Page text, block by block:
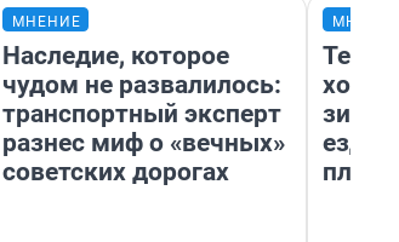
МНЕНИЕ
Наследие, которое
чудом не развалилось:
транспортный эксперт
разнес миф о «вечных»
советских дорогах
ездит